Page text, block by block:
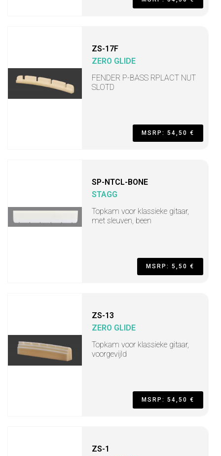
ZS-17F
ZERO GLIDE
FENDER P-BASS RPLACT NUT
SLOTD
MSRP: 54,50 €
SP-NTCL-BONE
STAGG
Topkam voor klassieke gitaar,
met sleuven, been
MSRP: 5,50 €
ZS-13
ZERO GLIDE
Topkam voor klassieke gitaar,
voorgevijld
MSRP: 54,50 €
ZS-1